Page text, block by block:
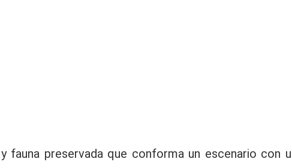
fauna preservada que conforma un escenario con